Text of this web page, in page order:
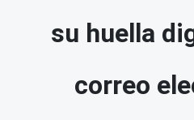
su huella
correo